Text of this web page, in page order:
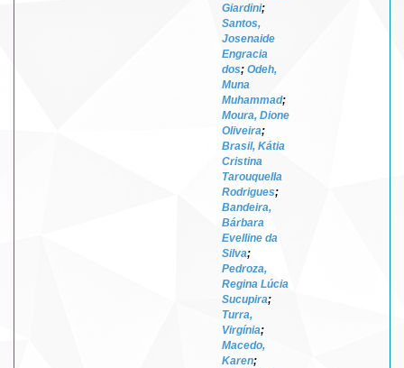
Giardini;
Santos,
Josenaide
Engracia
dos; Odeh,
Muna
Muhammad;
Moura, Dione
Oliveira;
Brasil, Kátia
Cristina
Tarouquella
Rodrigues;
Bandeira,
Bárbara
Evelline da
Silva;
Pedroza,
Regina Lúcia
Sucupira;
Turra,
Virgínia;
Macedo,
Karen;